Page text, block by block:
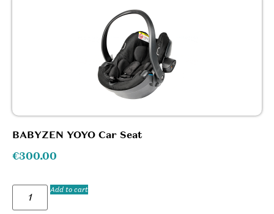
BABYZEN YOYO Car Seat
€300.00
Add to cart